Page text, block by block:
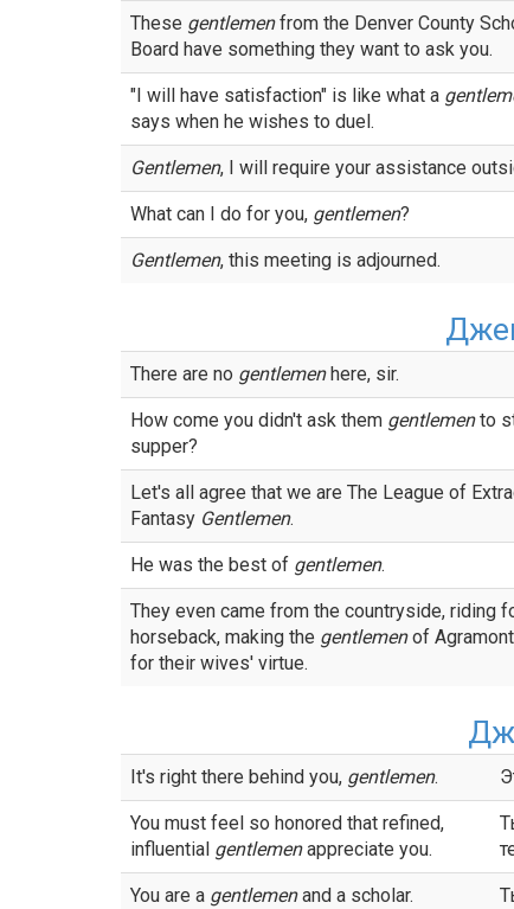
These gentlemenfrom the Denver County
Board have something they want to ask you.
"I will have satisfaction" is like what a
says when he wishes to duel.
Gentlemen, I will require your assistance
What can I do for you, gentlemen?
Gentlemen, this meeting is adjourned.
There are no gentlemenhere, sir.
How come you didn't ask them gentlemento
supper?
Let's all agree that we are The League of
Fantasy Gentlemen.
He was the best of gentlemen.
They even came from the countryside, riding
horseback, making the gentlemenof
for their wives' virtue.
It's right there behind you, gentlemen.
You must feel so honored that refined,
influential gentlemenappreciate you.
You are a gentlemenand a scholar.